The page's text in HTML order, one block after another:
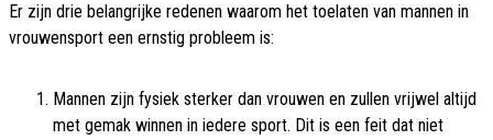
Er zijn drie belangrijke redenen waarom het toelaten van mannen in
vrouwensport een ernstig probleem is:
Mannen zijn fysiek sterker dan vrouwen en zullen vrijwel altijd
met gemak winnen in iedere sport. Dit is een feit dat niet